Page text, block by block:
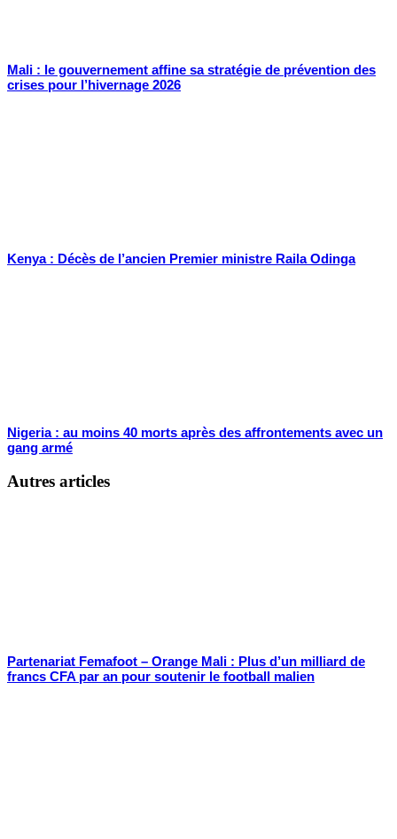
Mali : le gouvernement affine sa stratégie de prévention des
crises pour l’hivernage 2026
Kenya : Décès de l’ancien Premier ministre Raila Odinga
Nigeria : au moins 40 morts après des affrontements avec un
gang armé
Autres articles
Partenariat Femafoot – Orange Mali : Plus d’un milliard de
francs CFA par an pour soutenir le football malien